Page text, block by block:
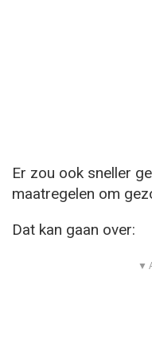
Er zou ook sneller
maatregelen om
Dat kan gaan over:
▼